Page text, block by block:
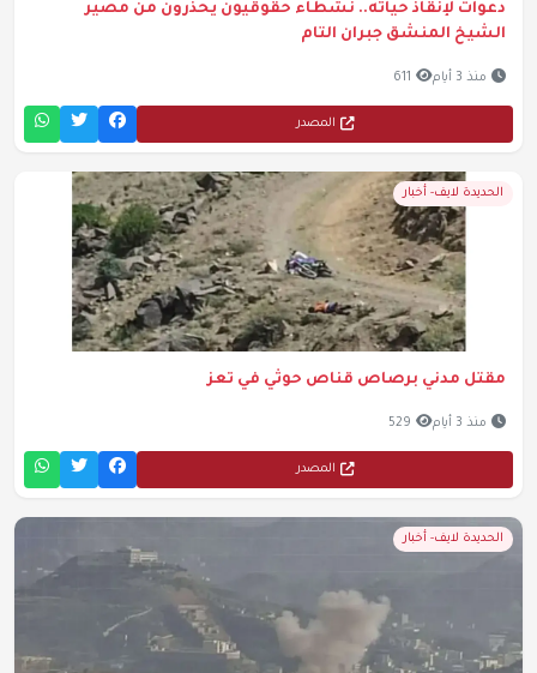
دعوات لإنقاذ حياته.. نشطاء حقوقيون يحذرون من مصير
الشيخ المنشق جبران التام
منذ 3 أيام 611
المصدر
الحديدة لايف- أخبار
مقتل مدني برصاص قناص حوثي في تعز
منذ 3 أيام 529
المصدر
الحديدة لايف- أخبار